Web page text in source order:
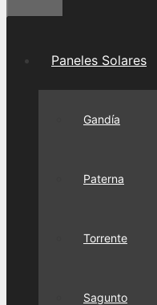
Paneles Solares
Gandía
Paterna
Torrente
Sagunto